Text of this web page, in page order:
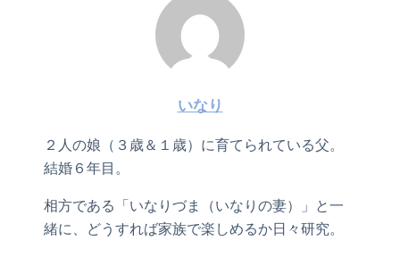
いなり
２人の娘（３歳＆１歳）に育てられている父。
結婚６年目。
相方である「いなりづま（いなりの妻）」と一
緒に、どうすれば家族で楽しめるか日々研究。